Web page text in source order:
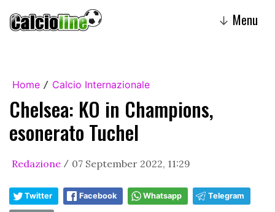
↓ Menu
Home / Calcio Internazionale
Chelsea: KO in Champions,
esonerato Tuchel
Redazione / 07 September 2022, 11:29
Twitter Facebook Whatsapp Telegram